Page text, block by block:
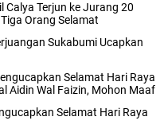
Calya Terjun ke Jurang 20
Orang Selamat
Sukabumi Ucapkan
Selamat Hari Raya
Aidin Wal Faizin, Mohon Maaf
Selamat Hari Raya